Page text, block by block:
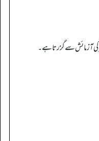
آزمائش سے گزر تاہے۔